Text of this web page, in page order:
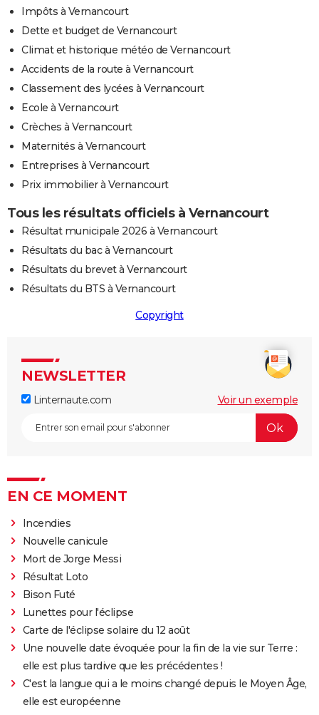
Impôts à Vernancourt
Dette et budget de Vernancourt
Climat et historique météo de Vernancourt
Accidents de la route à Vernancourt
Classement des lycées à Vernancourt
Ecole à Vernancourt
Crèches à Vernancourt
Maternités à Vernancourt
Entreprises à Vernancourt
Prix immobilier à Vernancourt
Tous les résultats officiels à Vernancourt
Résultat municipale 2026 à Vernancourt
Résultats du bac à Vernancourt
Résultats du brevet à Vernancourt
Résultats du BTS à Vernancourt
Copyright
NEWSLETTER
Linternaute.com Voir un exemple
EN CE MOMENT
Incendies
Nouvelle canicule
Mort de Jorge Messi
Résultat Loto
Bison Futé
Lunettes pour l'éclipse
Carte de l'éclipse solaire du 12 août
Une nouvelle date évoquée pour la fin de la vie sur Terre :
elle est plus tardive que les précédentes !
C'est la langue qui a le moins changé depuis le Moyen Âge,
elle est européenne